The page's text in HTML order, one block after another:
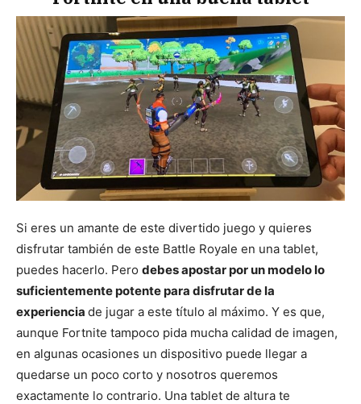
Si eres un amante de este divertido juego y quieres
disfrutar también de este Battle Royale en una tablet,
puedes hacerlo. Pero debes apostar por un modelo lo
suficientemente potente para disfrutar de la
experiencia de jugar a este título al máximo. Y es que,
aunque Fortnite tampoco pida mucha calidad de imagen,
en algunas ocasiones un dispositivo puede llegar a
quedarse un poco corto y nosotros queremos
exactamente lo contrario. Una tablet de altura te